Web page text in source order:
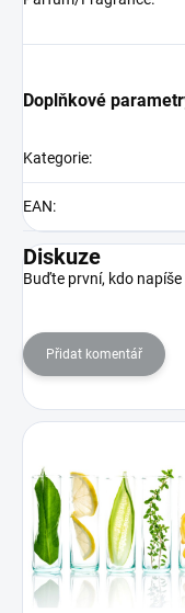
Doplňkové
Kategorie:
EAN:
Diskuze
Buďte první, kdo
Přidat komentář